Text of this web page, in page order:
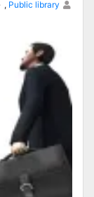
Public library
,